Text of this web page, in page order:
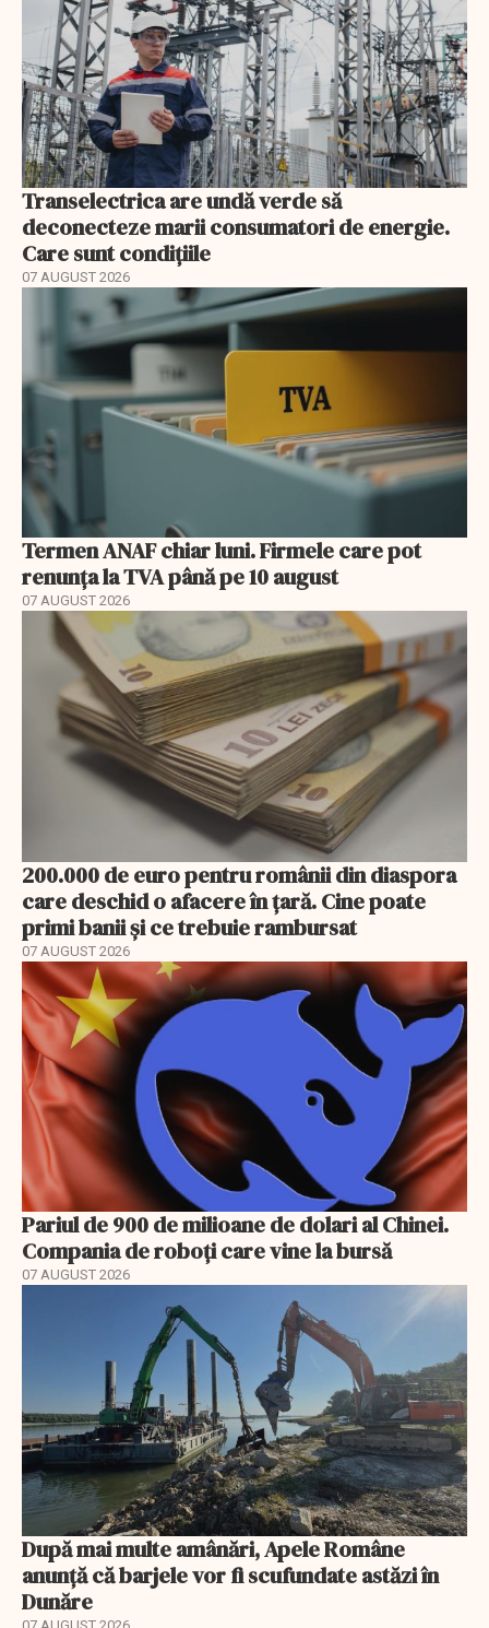
Transelectrica are undă verde să
deconecteze marii consumatori de energie.
Care sunt condițiile
07 AUGUST 2026
Termen ANAF chiar luni. Firmele care pot
renunța la TVA până pe 10 august
07 AUGUST 2026
200.000 de euro pentru românii din diaspora
care deschid o afacere în țară. Cine poate
primi banii și ce trebuie rambursat
07 AUGUST 2026
Pariul de 900 de milioane de dolari al Chinei.
Compania de roboți care vine la bursă
07 AUGUST 2026
După mai multe amânări, Apele Române
anunță că barjele vor fi scufundate astăzi în
Dunăre